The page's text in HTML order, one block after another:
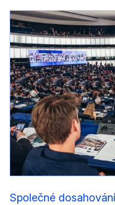
Společné